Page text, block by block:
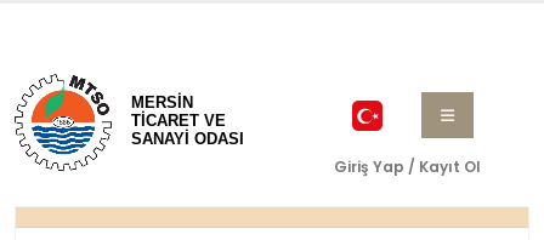
MERSİN
TİCARET VE
SANAYİ ODASI
Giriş Yap / Kayıt Ol